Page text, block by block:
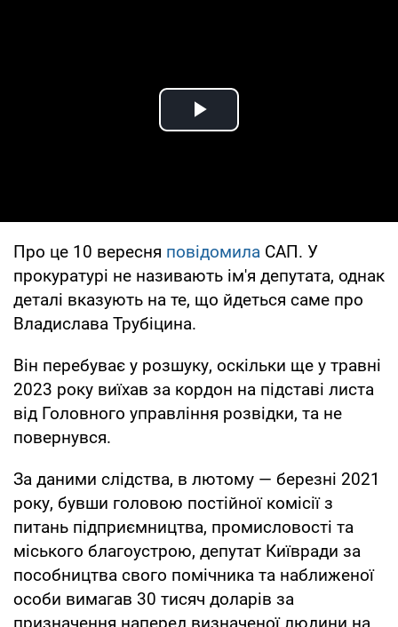
Play Video
Про це 10 вересня повідомила САП. У
прокуратурі не називають ім'я депутата, однак
деталі вказують на те, що йдеться саме про
Владислава Трубіцина.
Він перебуває у розшуку, оскільки ще у травні
2023 року виїхав за кордон на підставі листа
від Головного управління розвідки, та не
повернувся.
За даними слідства, в лютому — березні 2021
року, бувши головою постійної комісії з
питань підприємництва, промисловості та
міського благоустрою, депутат Київради за
пособництва свого помічника та наближеної
особи вимагав 30 тисяч доларів за
призначення наперед визначеної людини на